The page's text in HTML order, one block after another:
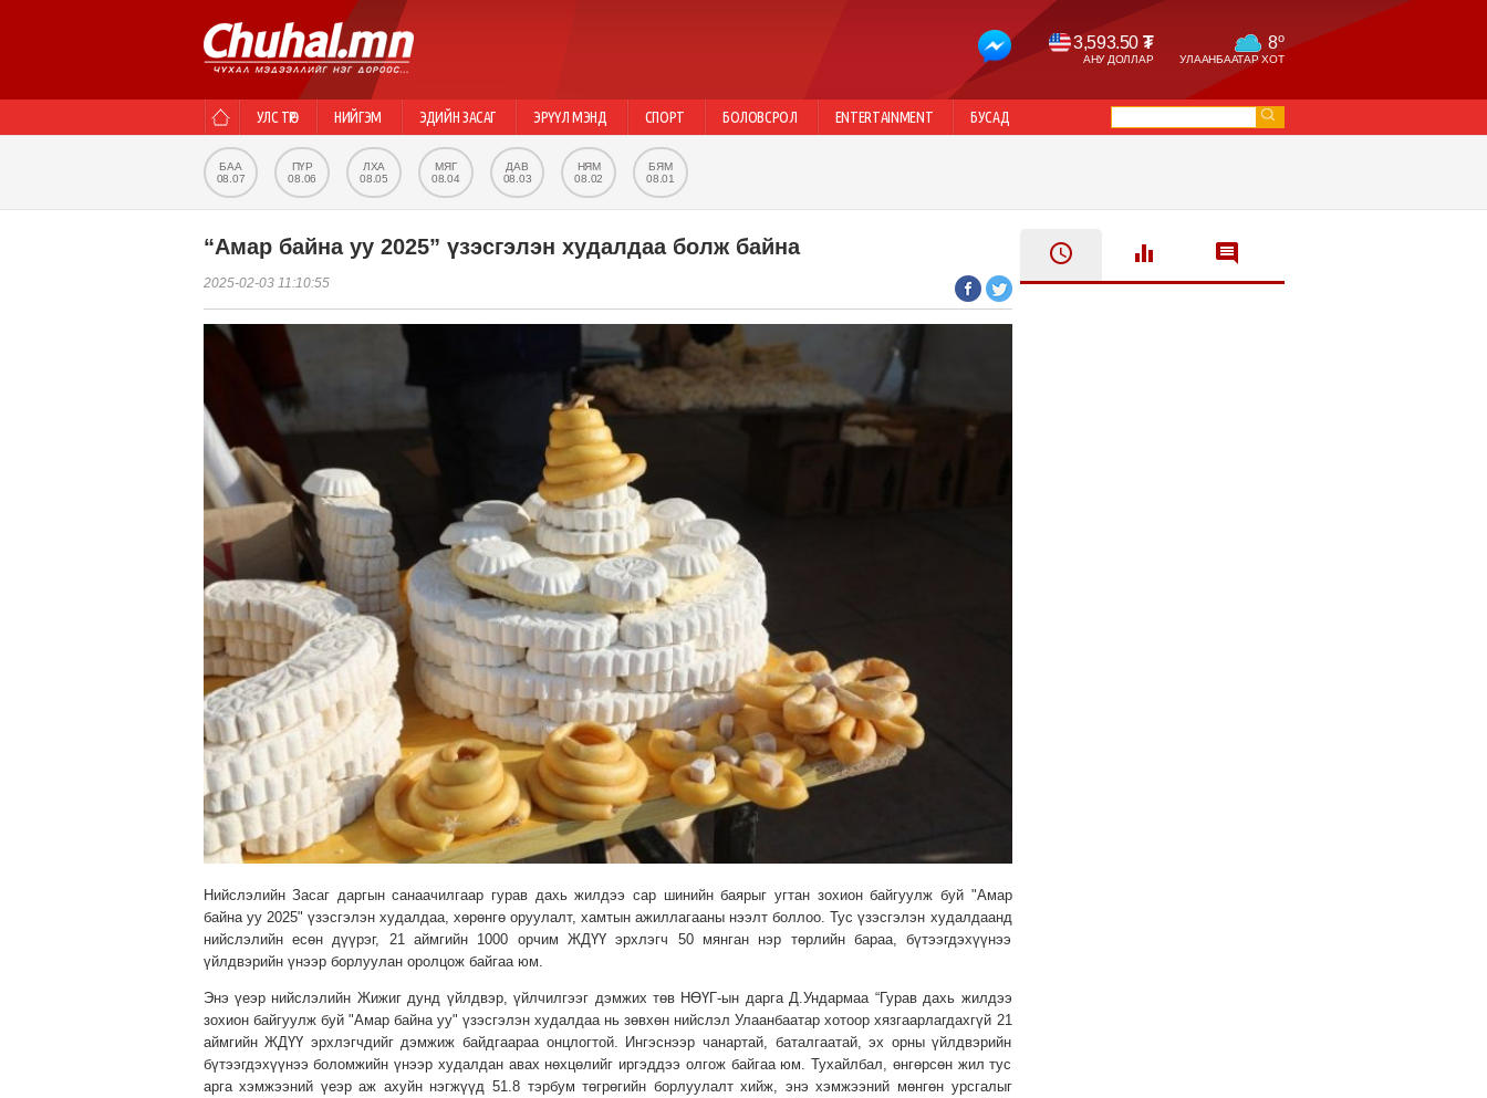
3,593.50 ₮
АНУ ДОЛЛАР
8o
УЛААНБААТАР ХОТ
УЛС ТӨР НИЙГЭМ ЭДИЙН ЗАСАГ ЭРҮҮЛ МЭНД СПОРТ БОЛОВСРОЛ ENTERTAINMENT БУСАД
БАА
08.07
ПҮР
08.06
ЛХА
08.05
МЯГ
08.04
ДАВ
08.03
НЯМ
08.02
БЯМ
08.01
“Амар байна уу 2025” үзэсгэлэн худалдаа болж байна
2025-02-03 11:10:55
Нийслэлийн Засаг даргын санаачилгаар гурав дахь жилдээ сар шинийн баярыг угтан зохион байгуулж буй "Амар
байна уу 2025" үзэсгэлэн худалдаа, хөрөнгө оруулалт, хамтын ажиллагааны нээлт боллоо. Тус үзэсгэлэн худалдаанд
нийслэлийн есөн дүүрэг, 21 аймгийн 1000 орчим ЖДҮҮ эрхлэгч 50 мянган нэр төрлийн бараа, бүтээгдэхүүнээ
үйлдвэрийн үнээр борлуулан оролцож байгаа юм.
Энэ үеэр нийслэлийн Жижиг дунд үйлдвэр, үйлчилгээг дэмжих төв НӨҮГ-ын дарга Д.Ундармаа “Гурав дахь жилдээ
зохион байгуулж буй "Амар байна уу" үзэсгэлэн худалдаа нь зөвхөн нийслэл Улаанбаатар хотоор хязгаарлагдахгүй 21
аймгийн ЖДҮҮ эрхлэгчдийг дэмжиж байдгаараа онцлогтой. Ингэснээр чанартай, баталгаатай, эх орны үйлдвэрийн
бүтээгдэхүүнээ боломжийн үнээр худалдан авах нөхцөлийг иргэддээ олгож байгаа юм. Тухайлбал, өнгөрсөн жил тус
арга хэмжээний үеэр аж ахуйн нэгжүүд 51.8 тэрбум төгрөгийн борлуулалт хийж, энэ хэмжээний мөнгөн урсгалыг